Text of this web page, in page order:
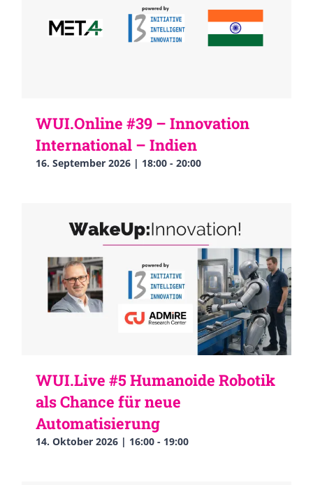
WUI.Online #39 – Innovation
International – Indien
16. September 2026 | 18:00 - 20:00
WUI.Live #5 Humanoide Robotik
als Chance für neue
Automatisierung
14. Oktober 2026 | 16:00 - 19:00